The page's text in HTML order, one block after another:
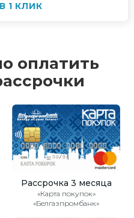
1 КЛИК
оплатить
Рассрочка 3 месяца
«Карта покупок»
«Белгазпромбанк»